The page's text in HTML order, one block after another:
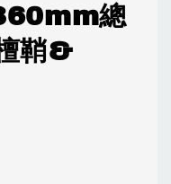
總
鞘&